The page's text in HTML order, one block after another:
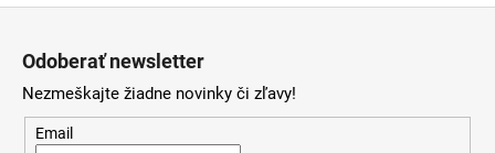
a
c
Odoberať newsletter
Nezmeškajte žiadne novinky či zľavy!
Email